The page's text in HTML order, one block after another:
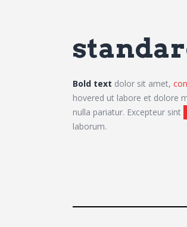
Bold text dolor sit amet,
hovered ut labore et dolore
nulla pariatur. Excepteur sint
laborum.